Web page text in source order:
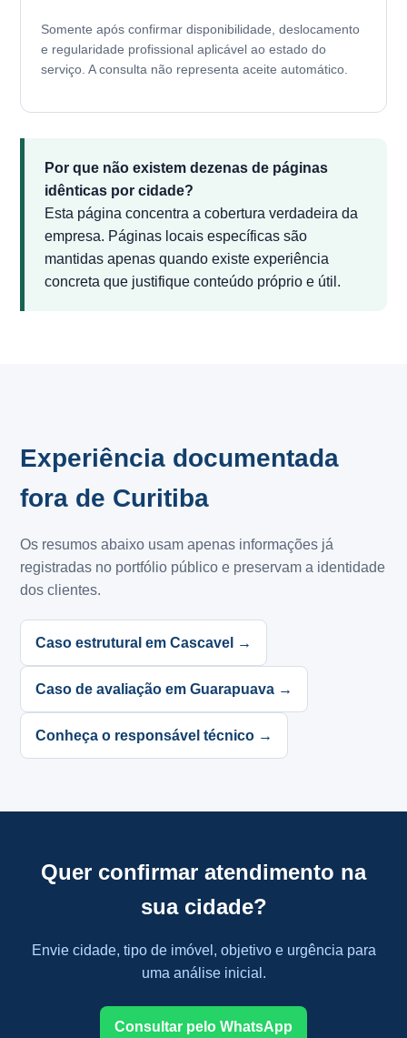
Somente após confirmar disponibilidade, deslocamento
e regularidade profissional aplicável ao estado do
serviço. A consulta não representa aceite automático.
Por que não existem dezenas de páginas
idênticas por cidade?
Esta página concentra a cobertura verdadeira da
empresa. Páginas locais específicas são
mantidas apenas quando existe experiência
concreta que justifique conteúdo próprio e útil.
Experiência documentada
fora de Curitiba
Os resumos abaixo usam apenas informações já
registradas no portfólio público e preservam a identidade
dos clientes.
Caso estrutural em Cascavel →
Caso de avaliação em Guarapuava →
Conheça o responsável técnico →
Quer confirmar atendimento na
sua cidade?
Envie cidade, tipo de imóvel, objetivo e urgência para
uma análise inicial.
Consultar pelo WhatsApp